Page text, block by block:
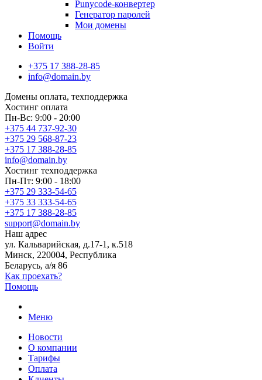
Punycode-конвертер
Генератор паролей
Мои домены
Помощь
Войти
+375 17 388-28-85
info@domain.by
Домены оплата, техподдержка
Хостинг оплата
Пн-Вс: 9:00 - 20:00
+375 44 737-92-30
+375 29 568-87-23
+375 17 388-28-85
info@domain.by
Хостинг техподдержка
Пн-Пт: 9:00 - 18:00
+375 29 333-54-65
+375 33 333-54-65
+375 17 388-28-85
support@domain.by
Наш адрес
ул. Кальварийская, д.17-1, к.518
Минск, 220004, Республика
Беларусь, а/я 86
Как проехать?
Помощь
Меню
Новости
О компании
Тарифы
Оплата